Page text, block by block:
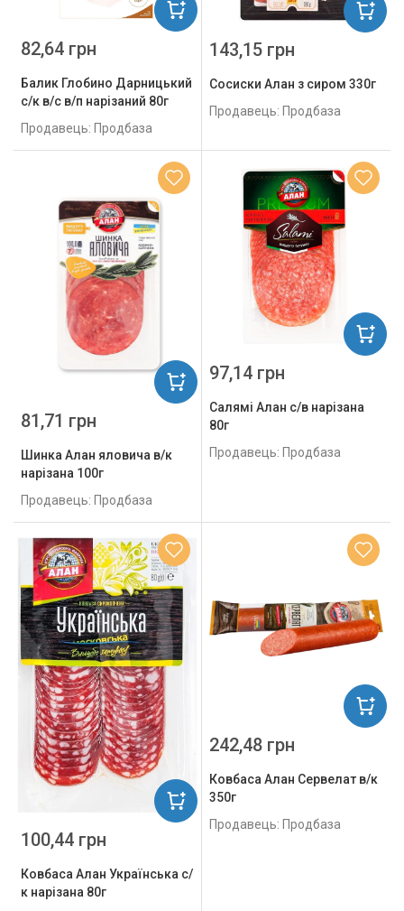
Балик Глобино Дарницький
с/к в/с в/п нарізаний 80г
Продавець: Продбаза
82,64 грн
Сосиски Алан з сиром 330г
Продавець: Продбаза
143,15 грн
Шинка Алан яловича в/к
нарізана 100г
Продавець: Продбаза
81,71 грн
Салямі Алан с/в нарізана
80г
Продавець: Продбаза
97,14 грн
Ковбаса Алан Українська с/
к нарізана 80г
100,44 грн
Ковбаса Алан Сервелат в/к
350г
Продавець: Продбаза
242,48 грн